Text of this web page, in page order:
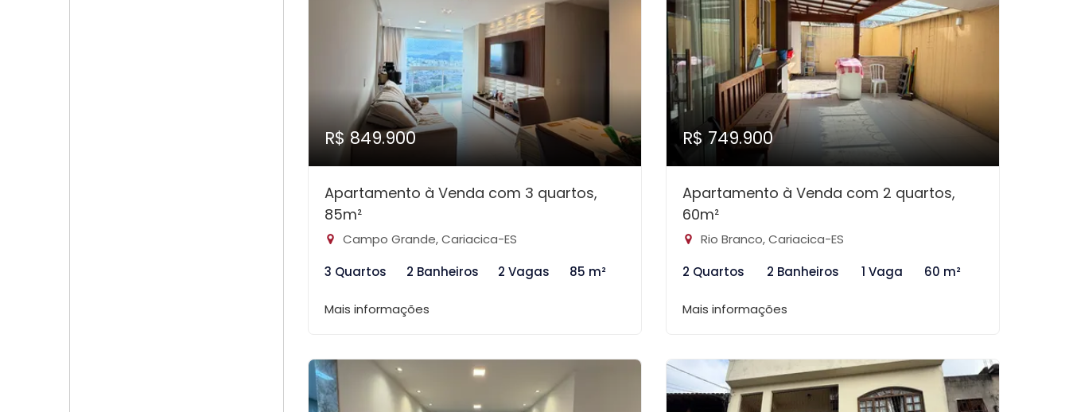
R$ 849.900
Apartamento à Venda com 3 quartos,
85m²
Campo Grande, Cariacica-ES
3 Quartos
2 Banheiros 2 Vagas 85 m²
Mais informações
R$ 749.900
Apartamento à Venda com 2 quartos,
60m²
Rio Branco, Cariacica-ES
2 Quartos
2 Banheiros 1 Vaga 60 m²
Mais informações